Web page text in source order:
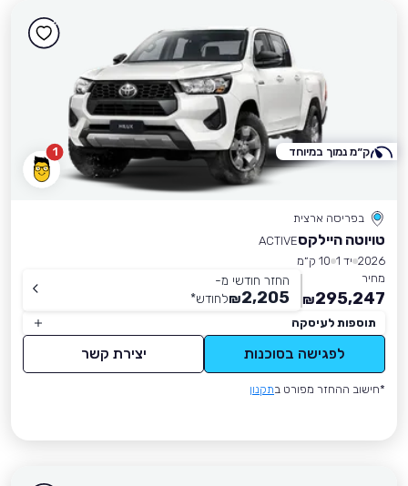
1
בפריסה ארצית
טויוטה היילקסACTIVE
2026 יד 1
10 ק״מ
מחיר
295,247
₪
החזר חודשי מ-
2,205
₪לחודש*
תוספות לעיסקה
לפגישה בסוכנות יצירת קשר
*חישוב ההחזר מפורט בתקנון
ק״מ נמוך במיוחד